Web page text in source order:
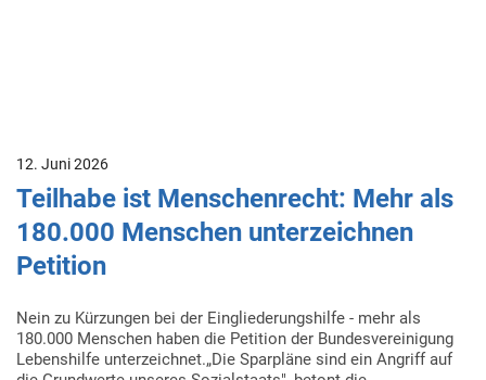
12. Juni 2026
Teilhabe ist Menschenrecht: Mehr als
180.000 Menschen unterzeichnen
Petition
Nein zu Kürzungen bei der Eingliederungshilfe - mehr als
180.000 Menschen haben die Petition der Bundesvereinigung
Lebenshilfe unterzeichnet.„Die Sparpläne sind ein Angriff auf